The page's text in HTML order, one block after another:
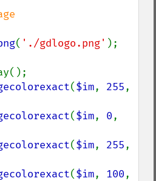
( './gdlogo.png' );
($im, 255
($im, 0
($im, 255
($im, 100